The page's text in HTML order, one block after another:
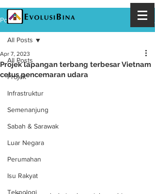
Post
All Posts
Projek
Infrastruktur
Semenanjung
Sabah & Sarawak
Luar Negara
Perumahan
Isu Rakyat
Teknologi
All Posts
Projek lapangan terbang terbesar Vietnam
cetus pencemaran udara
Apr 7, 2023